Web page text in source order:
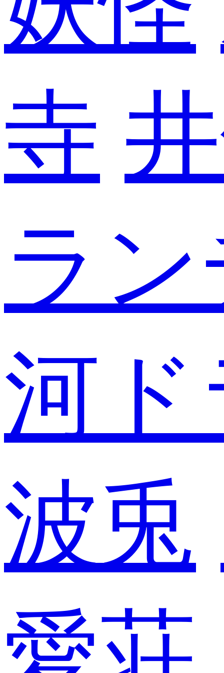
寺
ラ
河
波兎